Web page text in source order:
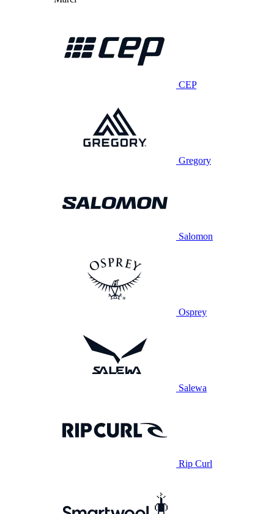
CEP
Gregory
Salomon
Osprey
Salewa
Rip Curl